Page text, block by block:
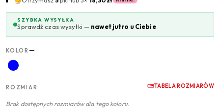
SZYBKA WYSYŁKA
Sprawdź czas wysyłki — nawet jutro u Ciebie
KOLOR —
ROZMIAR TABELA ROZMIARÓW
Brak dostępnych rozmiarów dla tego koloru.